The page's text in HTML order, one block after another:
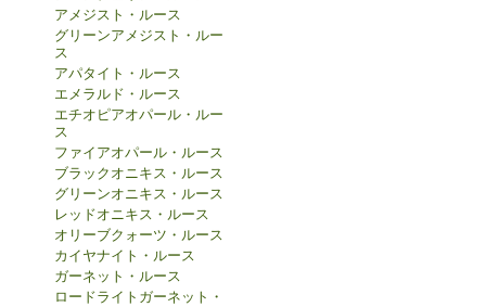
アメジスト・ルース
グリーンアメジスト・ルー
ス
アパタイト・ルース
エメラルド・ルース
エチオピアオパール・ルー
ス
ファイアオパール・ルース
ブラックオニキス・ルース
グリーンオニキス・ルース
レッドオニキス・ルース
オリーブクォーツ・ルース
カイヤナイト・ルース
ガーネット・ルース
ロードライトガーネット・